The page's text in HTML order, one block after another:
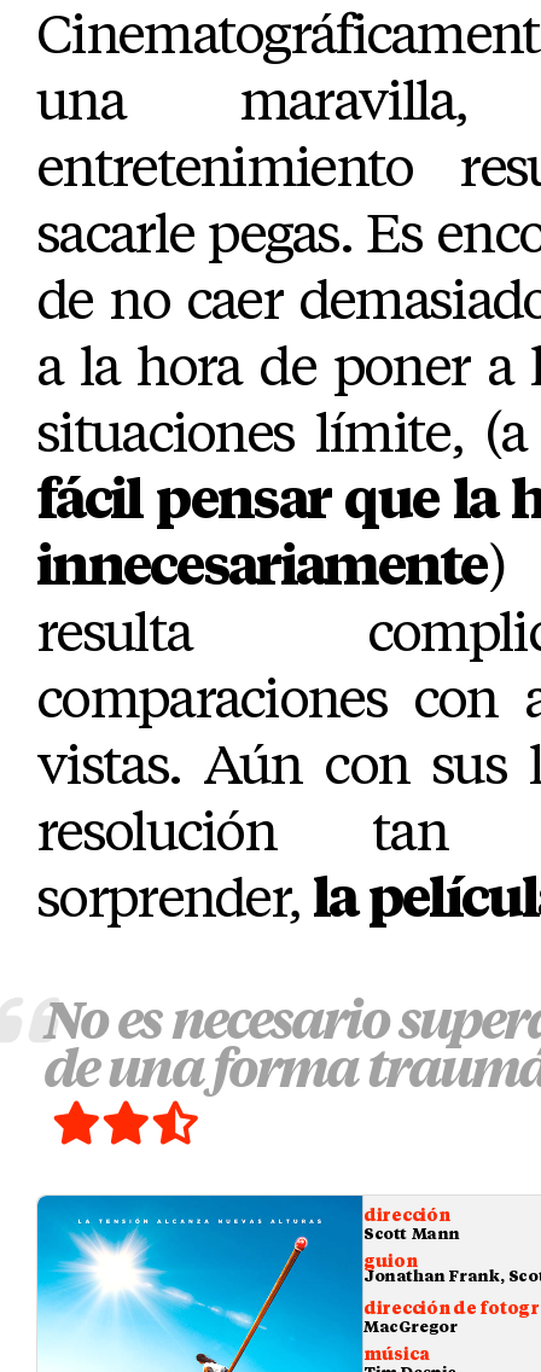
una
entretenimiento
sacarle pegas. Es
de no caer
a la hora de poner a
situaciones límite,
fácil pensar que la
innecesariamente)
resulta
comparaciones con
vistas. Aún con sus
resolución tan
sorprender, la
No es necesario
de una forma
dirección
Scott Mann
guion
Jonathan Frank,
dirección de
MacGregor
música